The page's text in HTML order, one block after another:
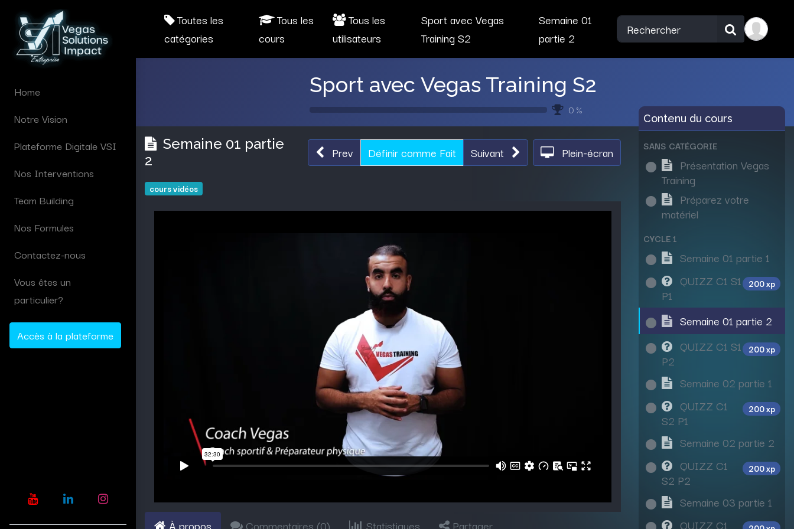
Home
Notre Vision
Plateforme Digitale VSI
Nos Interventions
Team Building
Nos Formules
Contactez-nous
Vous êtes un
particulier?
Accès à la plateforme
Toutes les
catégories
Tous les
cours
Tous les
utilisateurs
Sport avec Vegas
Training S2
Semaine 01
partie 2
Sport avec Vegas Training S2
0 %
Semaine 01 partie
2
Prev Définir comme Fait Suivant Plein-écran
cours vidéos
Contenu du cours
SANS CATÉGORIE
Présentation Vegas
Training
Préparez votre
matériel
CYCLE 1
Semaine 01 partie 1
QUIZZ C1 S1
P1
200 xp
Semaine 01 partie 2
QUIZZ C1 S1
P2
200 xp
Semaine 02 partie 1
QUIZZ C1
S2 P1
200 xp
Semaine 02 partie 2
QUIZZ C1
S2 P2
200 xp
Semaine 03 partie 1
QUIZZ C1